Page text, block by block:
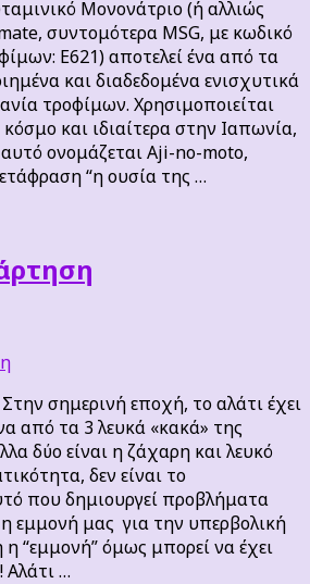
Μονονάτριο (ή αλλιώς
συντομότερα MSG, με κωδικό
Ε621) αποτελεί ένα από τα
και διαδεδομένα ενισχυτικά
τροφίμων. Χρησιμοποιείται
και ιδιαίτερα στην Ιαπωνία,
ονομάζεται Aji-no-moto,
“η ουσία της …
σημερινή εποχή, το αλάτι έχει
από τα 3 λευκά «κακά» της
δύο είναι η ζάχαρη και λευκό
δεν είναι το
που δημιουργεί προβλήματα
εμμονή μας για την υπερβολική
“εμμονή” όμως μπορεί να έχει
Αλάτι …